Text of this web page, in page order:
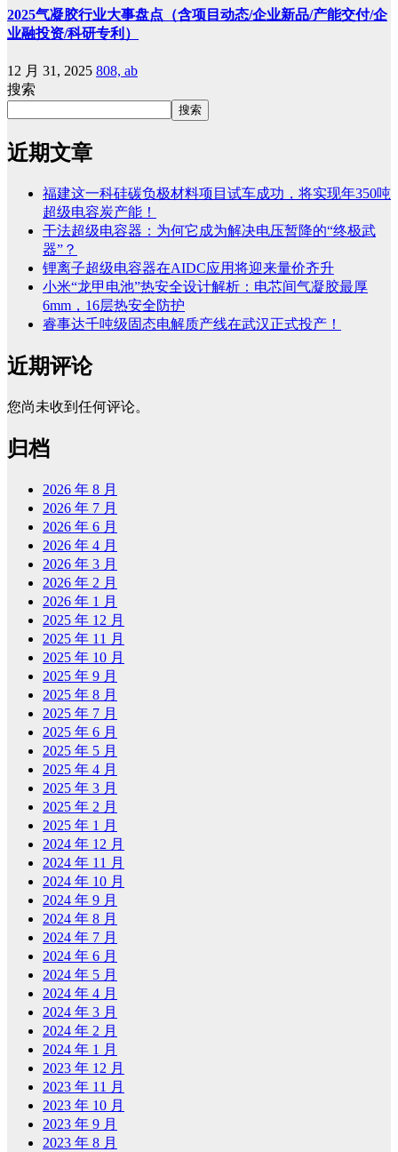
2025气凝胶行业大事盘点（含项目动态/企业新品/产能交付/企
业融投资/科研专利）
12 月 31, 2025 808, ab
搜索
搜索
近期文章
福建这一科硅碳负极材料项目试车成功，将实现年350吨
超级电容炭产能！
干法超级电容器：为何它成为解决电压暂降的“终极武
器”？
锂离子超级电容器在AIDC应用将迎来量价齐升
小米“龙甲电池”热安全设计解析：电芯间气凝胶最厚
6mm，16层热安全防护
睿事达千吨级固态电解质产线在武汉正式投产！
近期评论
您尚未收到任何评论。
归档
2026 年 8 月
2026 年 7 月
2026 年 6 月
2026 年 4 月
2026 年 3 月
2026 年 2 月
2026 年 1 月
2025 年 12 月
2025 年 11 月
2025 年 10 月
2025 年 9 月
2025 年 8 月
2025 年 7 月
2025 年 6 月
2025 年 5 月
2025 年 4 月
2025 年 3 月
2025 年 2 月
2025 年 1 月
2024 年 12 月
2024 年 11 月
2024 年 10 月
2024 年 9 月
2024 年 8 月
2024 年 7 月
2024 年 6 月
2024 年 5 月
2024 年 4 月
2024 年 3 月
2024 年 2 月
2024 年 1 月
2023 年 12 月
2023 年 11 月
2023 年 10 月
2023 年 9 月
2023 年 8 月